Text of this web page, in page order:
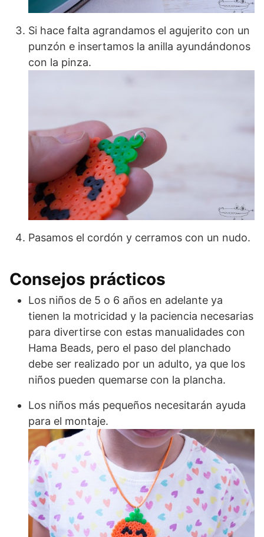
Si hace falta agrandamos el agujerito con un
punzón e insertamos la anilla ayundándonos
con la pinza.
Pasamos el cordón y cerramos con un nudo.
Consejos prácticos
Los niños de 5 o 6 años en adelante ya
tienen la motricidad y la paciencia necesarias
para divertirse con estas manualidades con
Hama Beads, pero el paso del planchado
debe ser realizado por un adulto, ya que los
niños pueden quemarse con la plancha.
Los niños más pequeños necesitarán ayuda
para el montaje.